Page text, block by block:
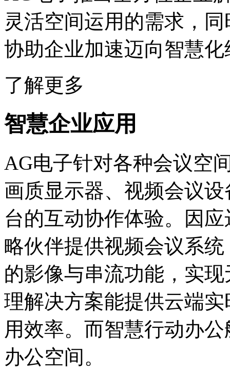
灵活空间运用的需求，
协助企业加速迈向智慧化
了解更多
智慧企业应用
AG电子针对各种会议空
画质显示器、视频会议
台的互动协作体验。因
略伙伴提供视频会议系
的影像与串流功能，实
理解决方案能提供云端
用效率。而智慧行动办
办公空间。